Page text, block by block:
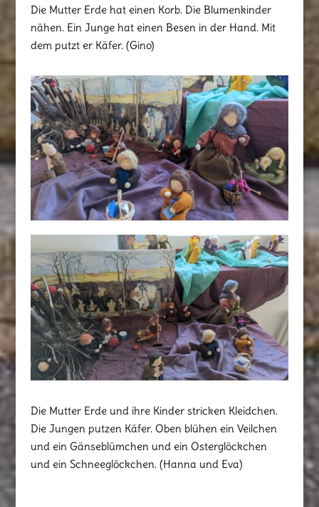
Die Mutter Erde hat einen Korb. Die Blumenkinder
nähen. Ein Junge hat einen Besen in der Hand. Mit
dem putzt er Käfer. (Gino)
Die Mutter Erde und ihre Kinder stricken Kleidchen.
Die Jungen putzen Käfer. Oben blühen ein Veilchen
und ein Gänseblümchen und ein Osterglöckchen
und ein Schneeglöckchen. (Hanna und Eva)